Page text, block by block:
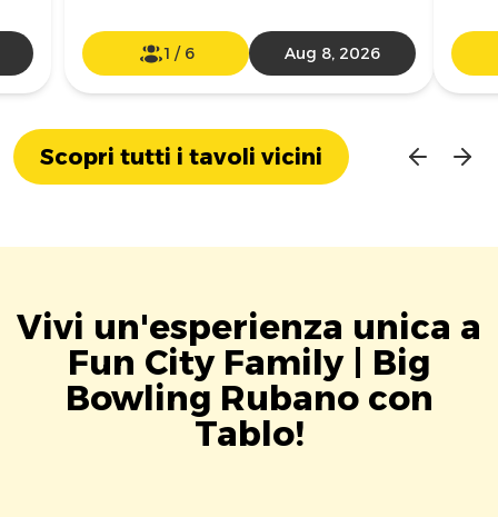
1 / 6 Aug 8, 2026
Scopri tutti i tavoli vicini
Vivi un'esperienza unica a
Fun City Family | Big
Bowling Rubano con
Tablo!